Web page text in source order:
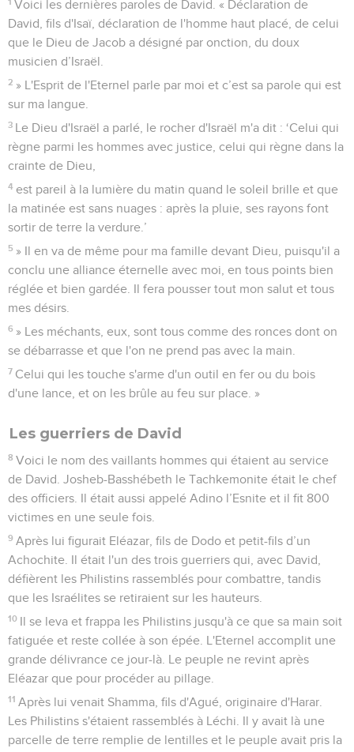
Voici les dernières paroles de David. « Déclaration de
David, fils d'Isaï, déclaration de l'homme haut placé, de celui
que le Dieu de Jacob a désigné par onction, du doux
musicien d’Israël.
2 » L'Esprit de l'Eternel parle par moi et c’est sa parole qui est
sur ma langue.
3 Le Dieu d'Israël a parlé, le rocher d'Israël m'a dit : ‘Celui qui
règne parmi les hommes avec justice, celui qui règne dans la
crainte de Dieu,
4 est pareil à la lumière du matin quand le soleil brille et que
la matinée est sans nuages : après la pluie, ses rayons font
sortir de terre la verdure.’
5 » Il en va de même pour ma famille devant Dieu, puisqu'il a
conclu une alliance éternelle avec moi, en tous points bien
réglée et bien gardée. Il fera pousser tout mon salut et tous
mes désirs.
6 » Les méchants, eux, sont tous comme des ronces dont on
se débarrasse et que l'on ne prend pas avec la main.
7 Celui qui les touche s'arme d'un outil en fer ou du bois
d'une lance, et on les brûle au feu sur place. »
Les guerriers de David
8 Voici le nom des vaillants hommes qui étaient au service
de David. Josheb-Basshébeth le Tachkemonite était le chef
des officiers. Il était aussi appelé Adino l’Esnite et il fit 800
victimes en une seule fois.
9 Après lui figurait Eléazar, fils de Dodo et petit-fils d’un
Achochite. Il était l'un des trois guerriers qui, avec David,
défièrent les Philistins rassemblés pour combattre, tandis
que les Israélites se retiraient sur les hauteurs.
10 Il se leva et frappa les Philistins jusqu'à ce que sa main soit
fatiguée et reste collée à son épée. L'Eternel accomplit une
grande délivrance ce jour-là. Le peuple ne revint après
Eléazar que pour procéder au pillage.
11 Après lui venait Shamma, fils d'Agué, originaire d'Harar.
Les Philistins s'étaient rassemblés à Léchi. Il y avait là une
parcelle de terre remplie de lentilles et le peuple avait pris la